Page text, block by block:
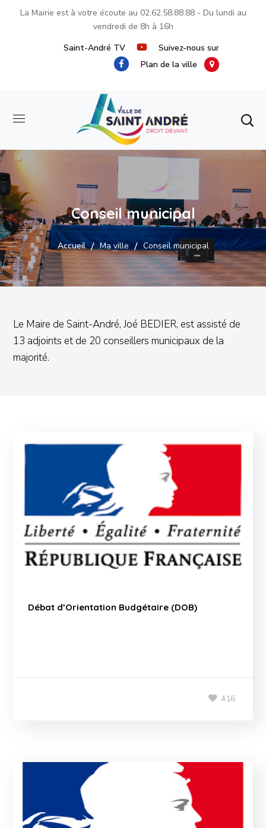
La Mairie est à votre écoute au 02.62.58.88.88- Du lundi au
vendredi de 8h à 16h
Saint-André TV
Suivez-nous sur
Plan de la ville
Conseil municipal
Accueil Ma ville Conseil municipal
Le Maire de Saint-André, Joé BEDIER, est assisté de
13 adjoints et de 20 conseillers municipaux de la
majorité.
Débat d’Orientation Budgétaire (DOB)
416